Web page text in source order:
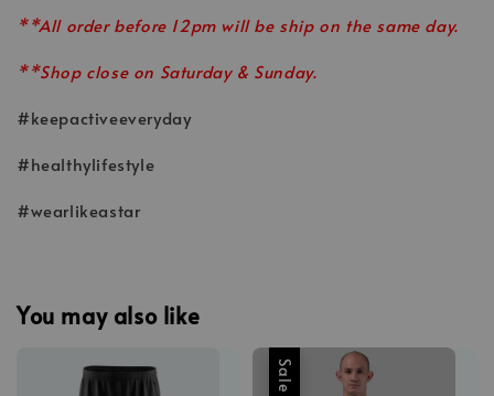
**All order before 12pm will be ship on the same day.
**Shop close on Saturday & Sunday.
#keepactiveeveryday
#healthylifestyle
#wearlikeastar
You may also like
Sale